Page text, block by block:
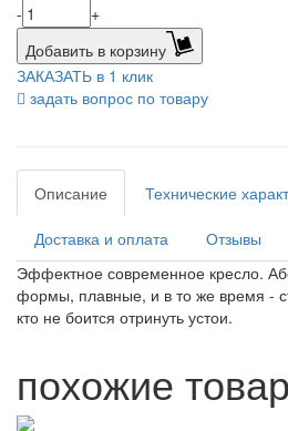
-
+
Добавить в корзину
ЗАКАЗАТЬ в 1 клик
задать вопрос по товару
Описание Технические
Доставка и оплата
Отзывы
Эффектное современное кресло.
формы, плавные, и в то же время -
кто не боится отринуть устои.
похожие